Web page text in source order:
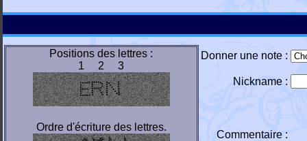
Positions des lettres :
1 2 3
Ordre d'écriture des lettres.
Donner une note :
Nickname :
Commentaire :